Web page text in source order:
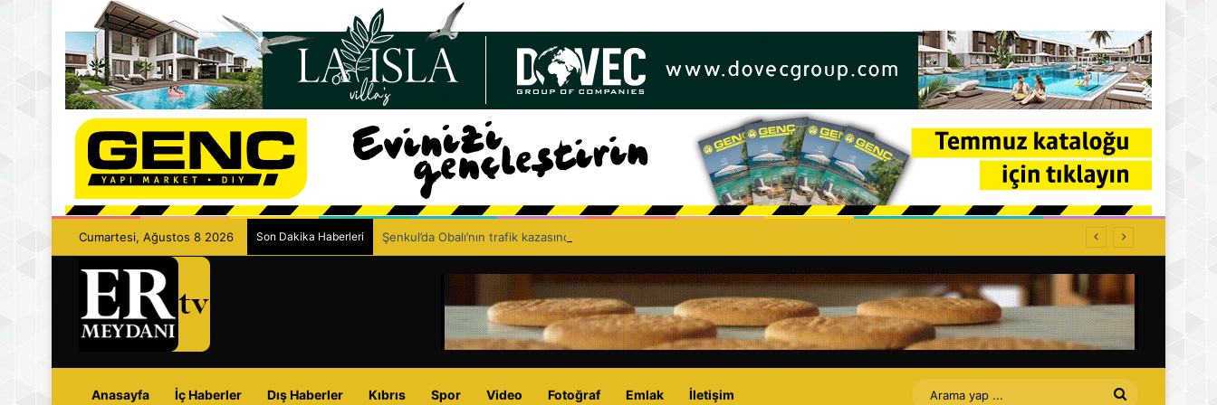
Cumartesi, Ağustos 8 2026 Son Dakika Haberleri Şenkul’da Obalı’nın trafik kazasında hayatını kaybetmesinin ardından isyan etti: Affet bizi Turan amca
Anasayfa İç Haberler Dış Haberler Kıbrıs Spor Video Fotoğraf Emlak İletişim Arama